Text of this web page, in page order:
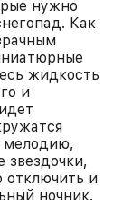
нужно
Как
жидкость
и
мелодию,
звездочки,
и
ночник.